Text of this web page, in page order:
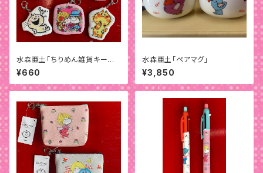
水森亜土「ちりめん雑貨キーホ
ルダー」
¥660
水森亜土「ペアマグ」
¥3,850